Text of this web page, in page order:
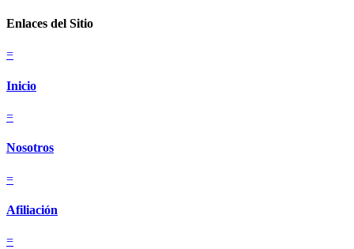
Enlaces del Sitio
=
Inicio
=
Nosotros
=
Afiliación
=